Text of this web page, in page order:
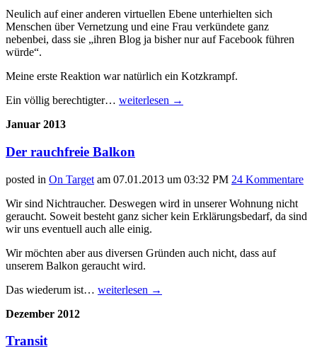
Neulich auf einer anderen virtuellen Ebene unterhielten sich
Menschen über Vernetzung und eine Frau verkündete ganz
nebenbei, dass sie „ihren Blog ja bisher nur auf Facebook führen
würde“.
Meine erste Reaktion war natürlich ein Kotzkrampf.
Ein völlig berechtigter… weiterlesen →
Januar 2013
Der rauchfreie Balkon
posted in On Target am 07.01.2013 um 03:32 PM 24 Kommentare
Wir sind Nichtraucher. Deswegen wird in unserer Wohnung nicht
geraucht. Soweit besteht ganz sicher kein Erklärungsbedarf, da sind
wir uns eventuell auch alle einig.
Wir möchten aber aus diversen Gründen auch nicht, dass auf
unserem Balkon geraucht wird.
Das wiederum ist… weiterlesen →
Dezember 2012
Transit